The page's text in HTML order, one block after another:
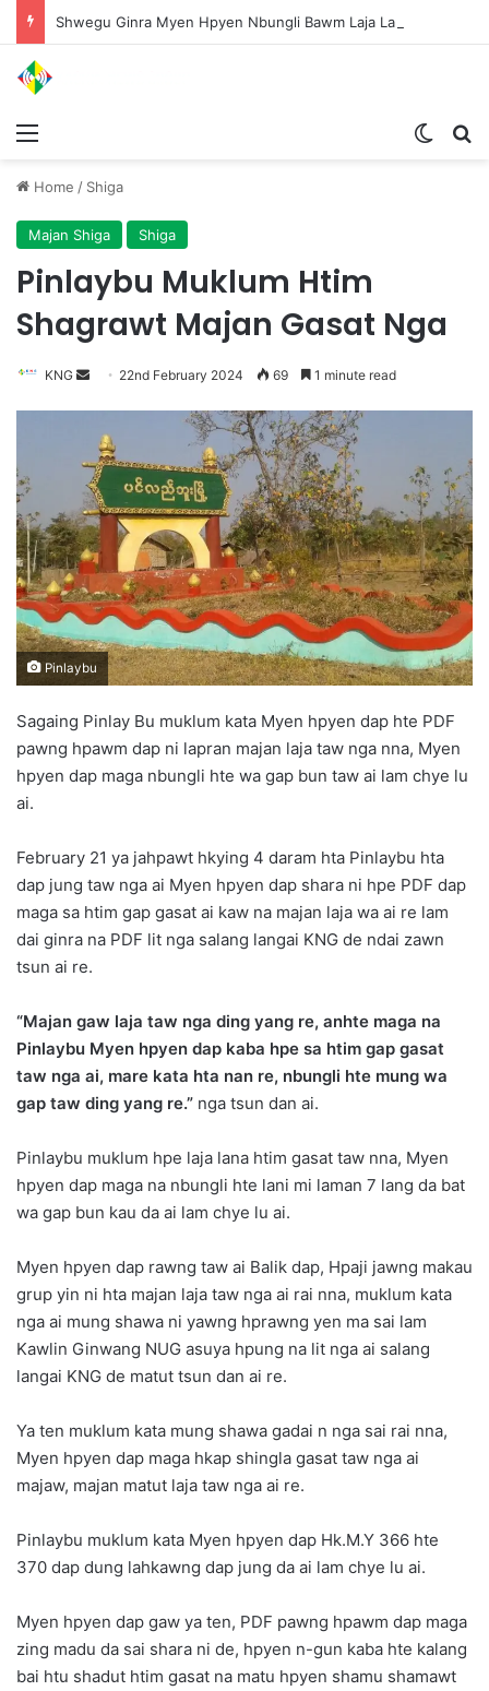
Home / Shiga
Majan Shiga Shiga
Pinlaybu Muklum Htim
Shagrawt Majan Gasat Nga
KNG
a
n
e
m
i
l
22nd February 2024 69 1 minute read
Pinlaybu
Sagaing Pinlay Bu muklum kata Myen hpyen dap hte PDF
pawng hpawm dap ni lapran majan laja taw nga nna, Myen
hpyen dap maga nbungli hte wa gap bun taw ai lam chye lu
ai.
February 21 ya jahpawt hkying 4 daram hta Pinlaybu hta
dap jung taw nga ai Myen hpyen dap shara ni hpe PDF dap
maga sa htim gap gasat ai kaw na majan laja wa ai re lam
dai ginra na PDF lit nga salang langai KNG de ndai zawn
tsun ai re.
“Majan gaw laja taw nga ding yang re, anhte maga na
Pinlaybu Myen hpyen dap kaba hpe sa htim gap gasat
taw nga ai, mare kata hta nan re, nbungli hte mung wa
gap taw ding yang re.” nga tsun dan ai.
Pinlaybu muklum hpe laja lana htim gasat taw nna, Myen
hpyen dap maga na nbungli hte lani mi laman 7 lang da bat
wa gap bun kau da ai lam chye lu ai.
Myen hpyen dap rawng taw ai Balik dap, Hpaji jawng makau
grup yin ni hta majan laja taw nga ai rai nna, muklum kata
nga ai mung shawa ni yawng hprawng yen ma sai lam
Kawlin Ginwang NUG asuya hpung na lit nga ai salang
langai KNG de matut tsun dan ai re.
Ya ten muklum kata mung shawa gadai n nga sai rai nna,
Myen hpyen dap maga hkap shingla gasat taw nga ai
majaw, majan matut laja taw nga ai re.
Pinlaybu muklum kata Myen hpyen dap Hk.M.Y 366 hte
370 dap dung lahkawng dap jung da ai lam chye lu ai.
Myen hpyen dap gaw ya ten, PDF pawng hpawm dap maga
zing madu da sai shara ni de, hpyen n-gun kaba hte kalang
bai htu shadut htim gasat na matu hpyen shamu shamawt